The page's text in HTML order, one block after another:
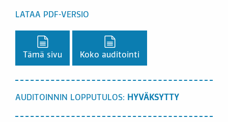
LATAA PDF-VERSIO
Lataa PDF-versio,
Tämä sivu
Koko auditointi
AUDITOINNIN LOPPUTULOS: HYVÄKSYTTY